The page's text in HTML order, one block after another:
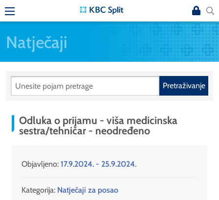
Natječaji
Pretraživanje
Odluka o prijamu - viša medicinska
sestra/tehničar - neodređeno
Objavljeno: 17.9.2024. - 25.9.2024.
Kategorija: Natječaji za posao